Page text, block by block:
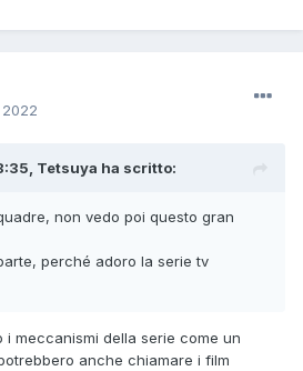
Tetsuya ha scritto:
non vedo poi questo gran
perché adoro la serie tv
meccanismi della serie come un
anche chiamare i film